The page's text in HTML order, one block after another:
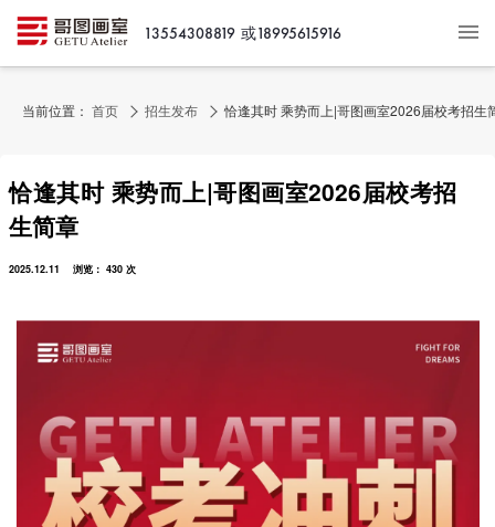
13554308819 或18995615916
当前位置： 首页 招生发布 恰逢其时 乘势而上|哥图画室2026届校考招生
恰逢其时 乘势而上|哥图画室2026届校考招
生简章
2025.12.11 浏览： 430 次